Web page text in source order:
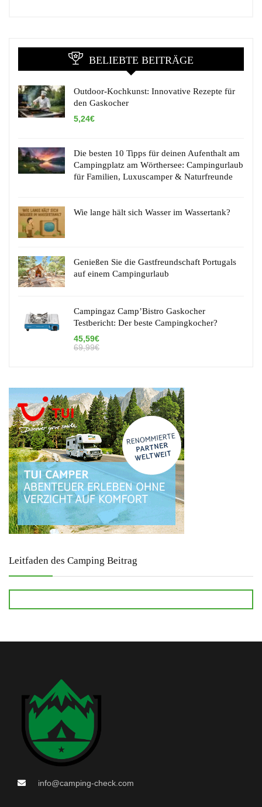
BELIEBTE BEITRÄGE
Outdoor-Kochkunst: Innovative Rezepte für
den Gaskocher
5,24€
Die besten 10 Tipps für deinen Aufenthalt am
Campingplatz am Wörthersee: Campingurlaub
für Familien, Luxuscamper & Naturfreunde
Wie lange hält sich Wasser im Wassertank?
Genießen Sie die Gastfreundschaft Portugals
auf einem Campingurlaub
Campingaz Camp’Bistro Gaskocher
Testbericht: Der beste Campingkocher?
45,59€
69,99€
Leitfaden des Camping Beitrag
info@camping-check.com